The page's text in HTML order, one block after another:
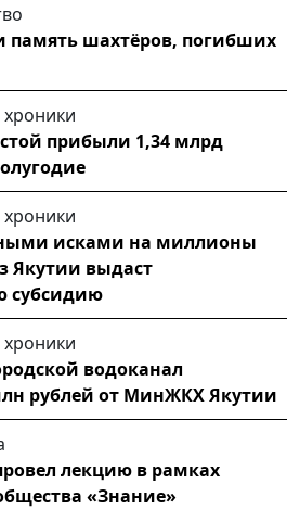
шахтёров, погибших
прибыли 1,34 млрд
исками на миллионы
Якутии выдаст
субсидию
водоканал
рублей от МинЖКХ Якутии
лекцию в рамках
«Знание»